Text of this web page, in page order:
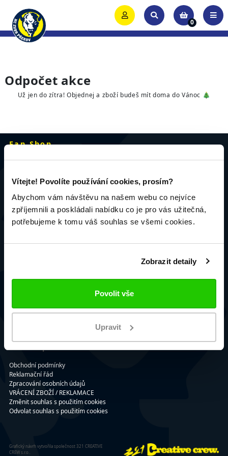
Vítejte! Povolíte používání cookies, prosím?
Abychom vám návštěvu na našem webu co nejvíce
zpříjemnili a poskládali nabídku co je pro vás užitečná,
potřebujeme k tomu váš souhlas se všemi cookies.
Zobrazit detaily
Povolit vše
Upravit
0
Odpočet akce
Už jen do zítra! Objednej a zboží budeš mít doma do Vánoc 🎄
Fan Shop
HC ZUBR Přerov
All Rights Reserved
O nás
Telefon: +420 724 530 512
O nákupu
Obchodní podmínky
Reklamační řád
Zpracování osobních údajů
VRÁCENÍ ZBOŽÍ / REKLAMACE
Změnit souhlas s použitím cookies
Odvolat souhlas s použitím cookies
Grafický návrh vytvořila společnost 321 CREATIVE
CREW s.r.o..